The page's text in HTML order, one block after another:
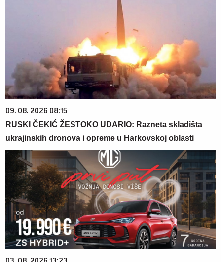
09. 08. 2026 08:15
RUSKI ČEKIĆ ŽESTOKO UDARIO: Razneta skladišta
ukrajinskih dronova i opreme u Harkovskoj oblasti
03. 08. 2026 13:23